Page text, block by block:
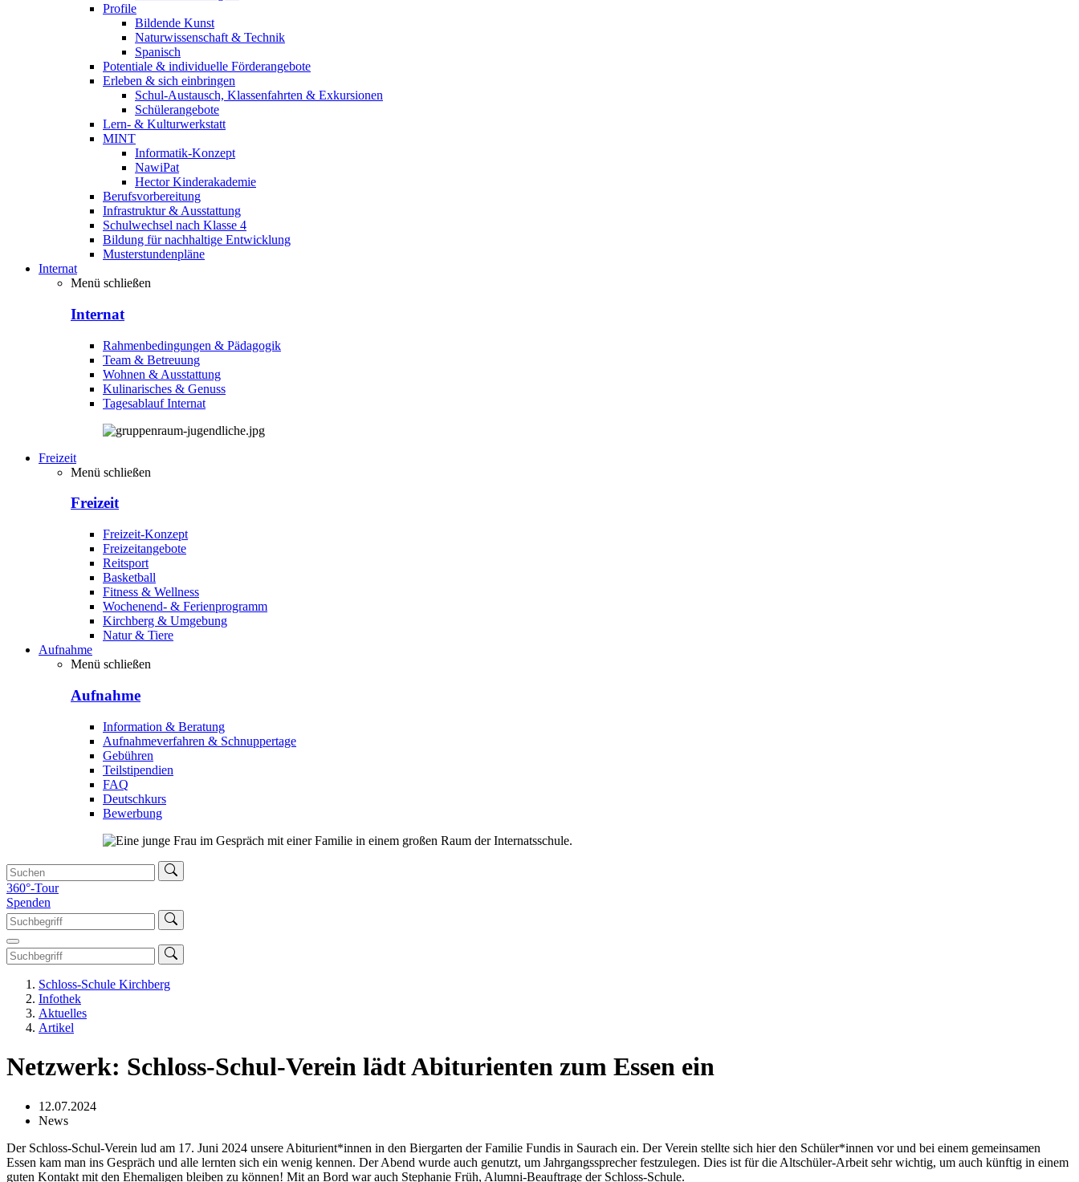
Profile
Bildende Kunst
Naturwissenschaft & Technik
Spanisch
Potentiale & individuelle Förderangebote
Erleben & sich einbringen
Schul-Austausch, Klassenfahrten & Exkursionen
Schülerangebote
Lern- & Kulturwerkstatt
MINT
Informatik-Konzept
NawiPat
Hector Kinderakademie
Berufsvorbereitung
Infrastruktur & Ausstattung
Schulwechsel nach Klasse 4
Bildung für nachhaltige Entwicklung
Musterstundenpläne
Internat
Menü schließen
Internat
Rahmenbedingungen & Pädagogik
Team & Betreuung
Wohnen & Ausstattung
Kulinarisches & Genuss
Tagesablauf Internat
Freizeit
Menü schließen
Freizeit
Freizeit-Konzept
Freizeitangebote
Reitsport
Basketball
Fitness & Wellness
Wochenend- & Ferienprogramm
Kirchberg & Umgebung
Natur & Tiere
Aufnahme
Menü schließen
Aufnahme
Information & Beratung
Aufnahmeverfahren & Schnuppertage
Gebühren
Teilstipendien
FAQ
Deutschkurs
Bewerbung
360°-Tour
Spenden
Schloss-Schule Kirchberg
Infothek
Aktuelles
Artikel
Netzwerk: Schloss-Schul-Verein lädt Abiturienten zum Essen ein
12.07.2024
News
Der Schloss-Schul-Verein lud am 17. Juni 2024 unsere Abiturient*innen in den Biergarten der Familie Fundis in Saurach ein. Der Verein stellte sich hier den Schüler*innen vor und bei einem gemeinsamen
Essen kam man ins Gespräch und alle lernten sich ein wenig kennen. Der Abend wurde auch genutzt, um Jahrgangssprecher festzulegen. Dies ist für die Altschüler-Arbeit sehr wichtig, um auch künftig in einem
guten Kontakt mit den Ehemaligen bleiben zu können! Mit an Bord war auch Stephanie Früh, Alumni-Beauftrage der Schloss-Schule.